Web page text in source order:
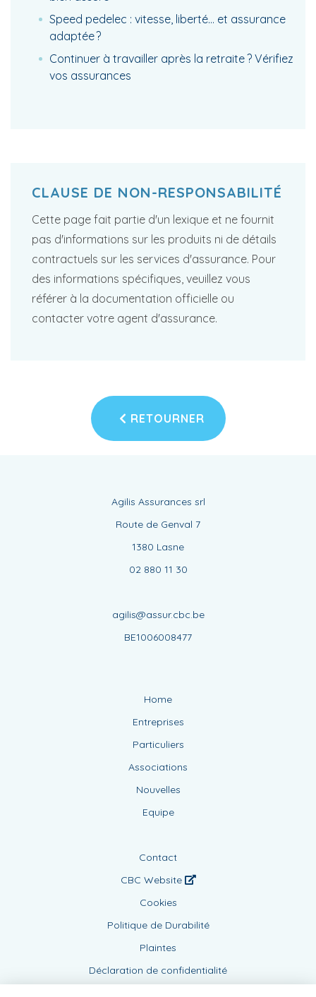
Speed pedelec : vitesse, liberté… et assurance
adaptée ?
Continuer à travailler après la retraite ? Vérifiez
vos assurances
CLAUSE DE NON-RESPONSABILITÉ
Cette page fait partie d'un lexique et ne fournit
pas d'informations sur les produits ni de détails
contractuels sur les services d'assurance. Pour
des informations spécifiques, veuillez vous
référer à la documentation officielle ou
contacter votre agent d'assurance.
RETOURNER
Agilis Assurances srl
Route de Genval 7
1380 Lasne
02 880 11 30
agilis@assur.cbc.be
BE1006008477
Home
Entreprises
Particuliers
Associations
Nouvelles
Equipe
Contact
CBC Website
Cookies
Politique de Durabilité
Plaintes
Déclaration de confidentialité